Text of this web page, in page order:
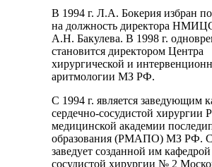
В 1994 г. Л.А. Бокерия избран
на должность директора
А.Н. Бакулева. В 1998 г.
становится директором Центра
хирургической и
аритмологии МЗ РФ.
С 1994 г. является заведующим
сердечно-сосудистой хирургии
медицинской академии
образования (РМАПО) МЗ РФ. С
заведует созданной им
сосудистой хирургии № 2